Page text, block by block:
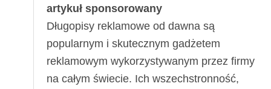
artykuł sponsorowany
Długopisy reklamowe od dawna są
popularnym i skutecznym gadżetem
reklamowym wykorzystywanym przez firmy
na całym świecie. Ich wszechstronność,